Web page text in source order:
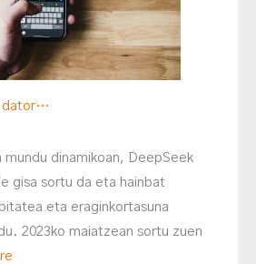
dator…
mundu dinamikoan, DeepSeek
gisa sortu da eta hainbat
eta eraginkortasuna
2023ko maiatzean sortu zuen